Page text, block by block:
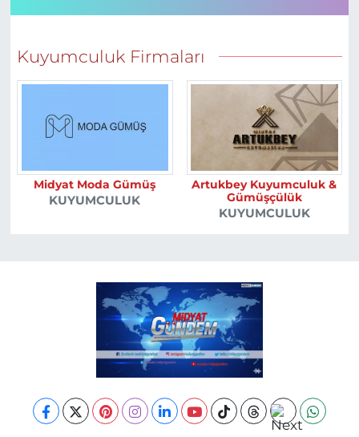
Kuyumculuk Firmaları
Midyat Moda Gümüş
KUYUMCULUK
Artukbey Kuyumculuk &
Gümüşçülük
KUYUMCULUK